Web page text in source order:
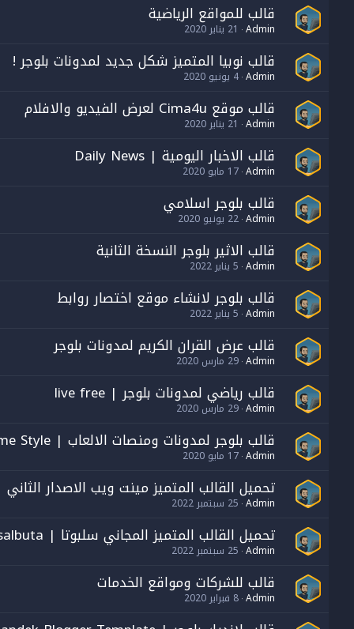
قالب للمواقع الرياضية
Admin 21 يناير 2020
قالب نوبيا المتميز شكل جديد لمدونات بلوجر !
Admin 4 يونيو 2020
قالب موقع Cima4u لعرض الفيديو والافلام
Admin 21 يناير 2020
قالب الاخبار اليومية | Daily News
Admin 17 مايو 2020
قالب بلوجر اسلامي
Admin 22 يونيو 2020
قالب الاثير بلوجر النسخة الثانية
Admin 5 يناير 2022
قالب بلوجر لانشاء موقع اختصار روابط
Admin 5 يناير 2022
قالب عرض القران الكريم لمدونات بلوجر
Admin 29 مارس 2020
قالب رياضي لمدونات بلوجر | live free
Admin 29 مارس 2020
قالب بلوجر لمدونات ومنصات الالعاب | Game Style
Admin 17 مايو 2020
تحميل القالب المتميز مينت ويب الاصدار الثاني
Admin 25 سبتمبر 2022
تحميل القالب المتميز المجاني سلبوتا | salbuta
Admin 25 سبتمبر 2022
قالب للشركات ومواقع الخدمات
Admin 8 فبراير 2020